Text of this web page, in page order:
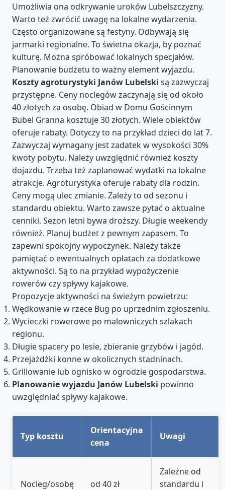
Umożliwia ona odkrywanie uroków Lubelszczyzny.
Warto też zwrócić uwagę na lokalne wydarzenia.
Często organizowane są festyny. Odbywają się
jarmarki regionalne. To świetna okazja, by poznać
kulturę. Można spróbować lokalnych specjałów.
Planowanie budżetu to ważny element wyjazdu.
Koszty agroturystyki Janów Lubelski są zazwyczaj
przystępne. Ceny noclegów zaczynają się od około
40 złotych za osobę. Obiad w Domu Gościnnym
Bubel Granna kosztuje 30 złotych. Wiele obiektów
oferuje rabaty. Dotyczy to na przykład dzieci do lat 7.
Zazwyczaj wymagany jest zadatek w wysokości 30%
kwoty pobytu. Należy uwzględnić również koszty
dojazdu. Trzeba też zaplanować wydatki na lokalne
atrakcje. Agroturystyka oferuje rabaty dla rodzin.
Ceny mogą ulec zmianie. Zależy to od sezonu i
standardu obiektu. Warto zawsze pytać o aktualne
cenniki. Sezon letni bywa droższy. Długie weekendy
również. Planuj budżet z pewnym zapasem. To
zapewni spokojny wypoczynek. Należy także
pamiętać o ewentualnych opłatach za dodatkowe
aktywności. Są to na przykład wypożyczenie
rowerów czy spływy kajakowe.
Propozycje aktywności na świeżym powietrzu:
Wędkowanie w rzece Bug po uprzednim zgłoszeniu.
Wycieczki rowerowe po malowniczych szlakach
regionu.
Długie spacery po lesie, zbieranie grzybów i jagód.
Przejażdżki konne w okolicznych stadninach.
Grillowanie lub ognisko w ogrodzie gospodarstwa.
Planowanie wyjazdu Janów Lubelski powinno
uwzględniać spływy kajakowe.
Typ kosztu
Orientacyjna
cena
Uwagi
Nocleg/osobę od 40 zł
Zależne od
standardu i